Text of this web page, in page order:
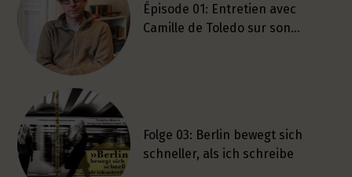
Épisode 01: Entretien avec
Camille de Toledo sur son…
Folge 03: Berlin bewegt sich
schneller, als ich schreibe